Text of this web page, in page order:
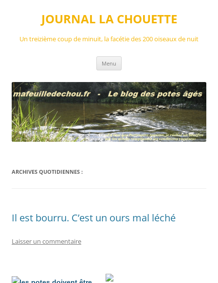
JOURNAL LA CHOUETTE
Un treizième coup de minuit, la facétie des 200 oiseaux de nuit
Menu
ARCHIVES QUOTIDIENNES :
Il est bourru. C’est un ours mal léché
Laisser un commentaire